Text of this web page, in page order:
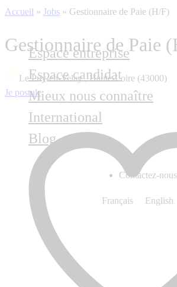
Espace entreprise
Espace candidat
Mieux nous connaître
International
Blog
Contactez-nous
Français English
Accueil » Jobs » Gestionnaire de Paie (H/F)
Gestionnaire de Paie
Le Puy-en-Velay , Haute-Loire (43000)
Je postule